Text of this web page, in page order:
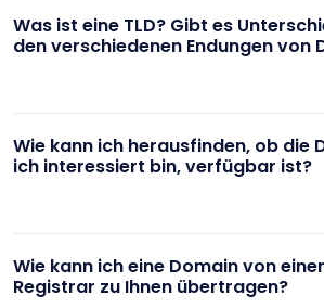
Was ist eine TLD? Gibt es
den verschiedenen Endungen von
Wie kann ich herausfinden, ob die
ich interessiert bin, verfügbar ist?
Wie kann ich eine Domain von
Registrar zu Ihnen übertragen?